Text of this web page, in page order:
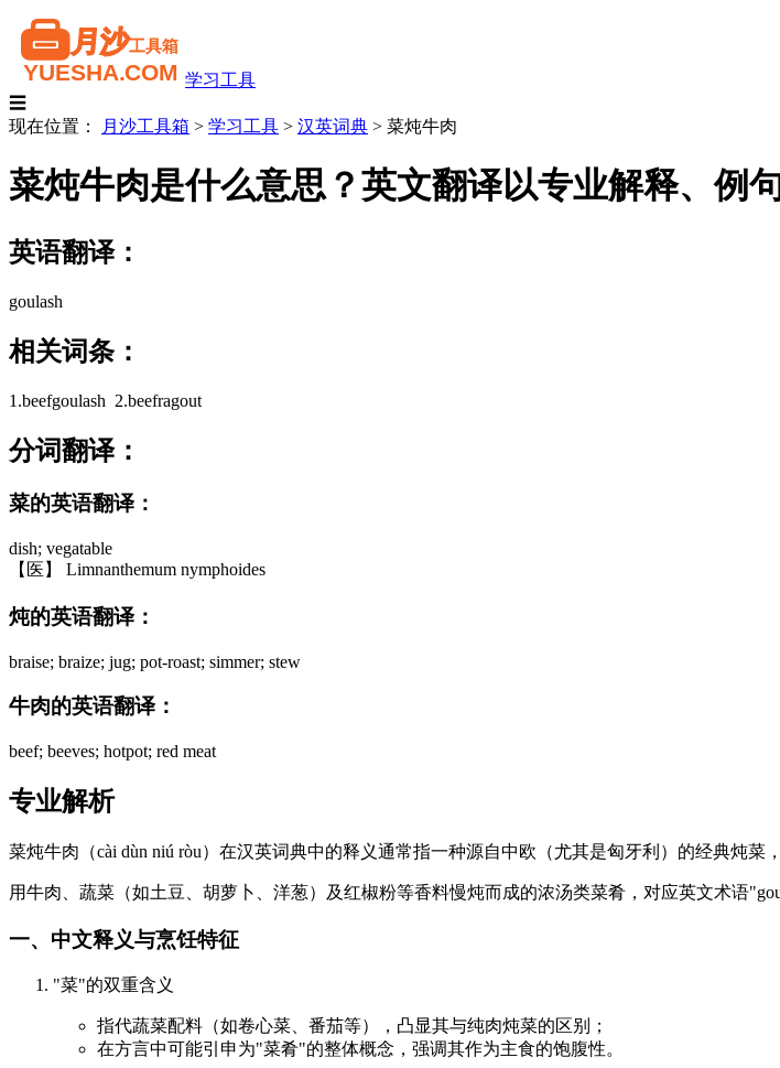
学习工具
☰
现在位置：
月沙工具箱 > 学习工具 > 汉英词典 > 菜炖牛肉
菜炖牛肉是什么意思？英文翻译以专业解释、例
英语翻译：
goulash
相关词条：
1.beefgoulash 2.beefragout
分词翻译：
菜的英语翻译：
dish; vegatable
【医】 Limnanthemum nymphoides
炖的英语翻译：
braise; braize; jug; pot-roast; simmer; stew
牛肉的英语翻译：
beef; beeves; hotpot; red meat
专业解析
菜炖牛肉（cài dùn niú ròu）在汉英词典中的释义通常指一种源自中欧（尤其是匈牙利）的经典炖菜
用牛肉、蔬菜（如土豆、胡萝卜、洋葱）及红椒粉等香料慢炖而成的浓汤类菜肴，对应英文术语
一、中文释义与烹饪特征
"菜"的双重含义
指代蔬菜配料（如卷心菜、番茄等），凸显其与纯肉炖菜的区别；
在方言中可能引申为"菜肴"的整体概念，强调其作为主食的饱腹性。